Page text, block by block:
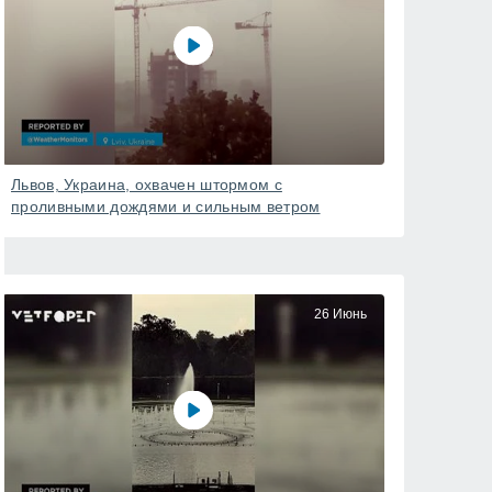
Львов, Украина, охвачен штормом с
проливными дождями и сильным ветром
26 Июнь